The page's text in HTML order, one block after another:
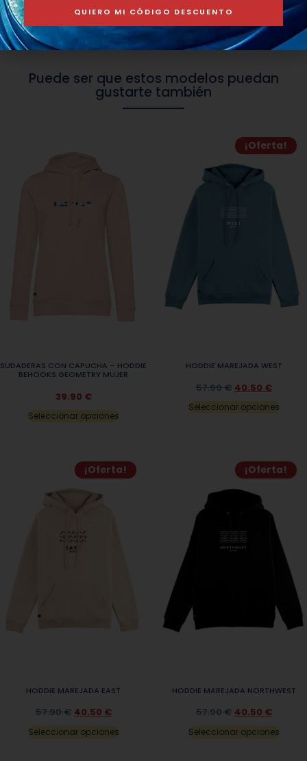
Puede ser que estos modelos puedan
gustarte también
SUDADERAS CON CAPUCHA – HODDIE
BEHOOKS GEOMETRY MUJER
39.90 €
Seleccionar opciones
¡Oferta!
HODDIE MAREJADA WEST
57.90€ 40.50 €
Seleccionar opciones
¡Oferta!
HODDIE MAREJADA EAST
57.90€ 40.50 €
Seleccionar opciones
¡Oferta!
HODDIE MAREJADA NORTHWEST
57.90€ 40.50 €
Seleccionar opciones
QUIERO MI CÓDIGO DESCUENTO